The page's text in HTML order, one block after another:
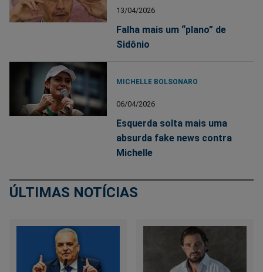
13/04/2026
Falha mais um “plano” de
Sidônio
MICHELLE BOLSONARO
06/04/2026
Esquerda solta mais uma
absurda fake news contra
Michelle
ÚLTIMAS NOTÍCIAS